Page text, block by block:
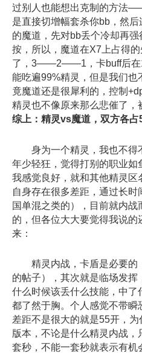
过别人也能想出克制的方法
是直接切增幅套杀你bb，然
的魔道，先对bb丢个冷却再
按，所以，魔道在X7上占得
了，3——2——1，卡buff后在
能吃遍99%精灵，但是我们
竟魔道还是很犀利的，控制
精灵也不像原来那么悲催了，
综上：精灵vs魔道，双方各占
身为一个精灵，我也不得
年少轻狂，觉得打别的职业如
我感觉良好，就和其他精灵区
自身存在很多差距，通过长
国单混之类的），目前就内
的，但各位大大要觉得我说的
来：
精灵内战，卡盾是必要的
的帖子），其次就是临场发挥
什么时候该丢什么技能，中了
都了然于胸。个人感觉不带瞬
差距不是很大的就是55开，
版本，不论是什么精灵内战
套秒，不能一套秒就表示有